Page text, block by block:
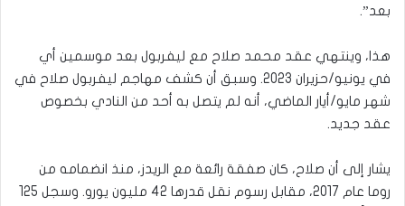
بعد”.
هذا، وينتهي عقد محمد صلاح مع ليفربول بعد موسمين أي
في يونيو/حزيران 2023. وسبق أن كشف مهاجم ليفربول صلاح في
شهر مايو/أيار الماضي، أنه لم يتصل به أحد من النادي بخصوص
عقد جديد.
يشار إلى أن صلاح، كان صفقة رائعة مع الريدز، منذ انضمامه من
روما عام 2017، مقابل رسوم نقل قدرها 42 مليون يورو. وسجل 125